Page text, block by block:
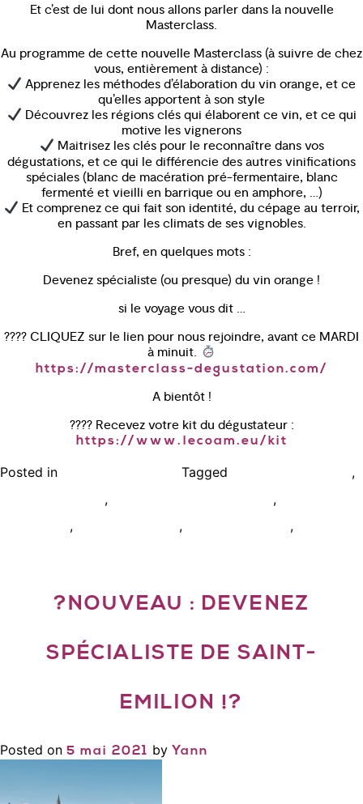
Et c’est de lui dont nous allons parler dans la nouvelle
Masterclass.
Au programme de cette nouvelle Masterclass (à suivre de chez
vous, entièrement à distance) :
Apprenez les méthodes d’élaboration du vin orange, et ce
qu’elles apportent à son style
Découvrez les régions clés qui élaborent ce vin, et ce qui
motive les vignerons
Maitrisez les clés pour le reconnaître dans vos
dégustations, et ce qui le différencie des autres vinifications
spéciales (blanc de macération pré-fermentaire, blanc
fermenté et vieilli en barrique ou en amphore, …)
Et comprenez ce qui fait son identité, du cépage au terroir,
en passant par les climats de ses vignobles.
Bref, en quelques mots :
Devenez spécialiste (ou presque) du vin orange !
si le voyage vous dit …
???? CLIQUEZ sur le lien pour nous rejoindre, avant ce MARDI
à minuit.
https://masterclass-degustation.com/
A bientôt !
???? Recevez votre kit du dégustateur :
https://www.lecoam.eu/kit
Posted in Tagged ,
, ,
, , ,
?NOUVEAU : DEVENEZ
SPÉCIALISTE DE SAINT-
EMILION !?
Posted on 5 mai 2021 by Yann